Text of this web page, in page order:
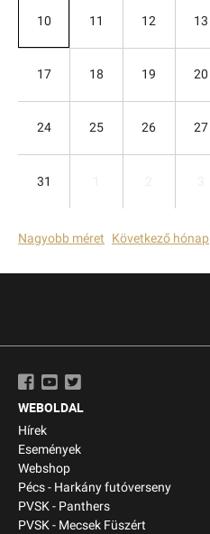
10 11 12 13
17 18 19 20
24 25 26 27
31
Nagyobb méret Következő hónap
WEBOLDAL
Hírek
Események
Webshop
Pécs - Harkány futóverseny
PVSK - Panthers
PVSK - Mecsek Füszért